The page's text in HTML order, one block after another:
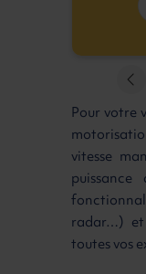
Pour votre
vitesse
radar…)
toutes vos